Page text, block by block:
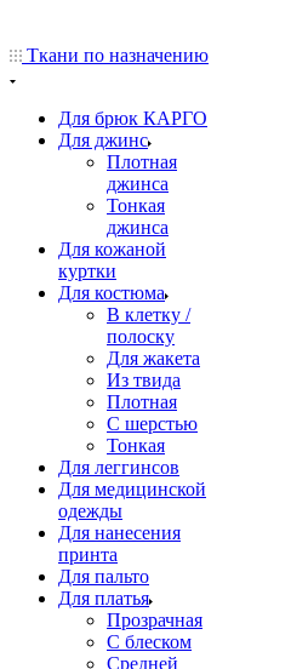
Ткани по назначению
Для брюк КАРГО
Для джинс
Плотная
джинса
Тонкая
джинса
Для кожаной
куртки
Для костюма
В клетку /
полоску
Для жакета
Из твида
Плотная
С шерстью
Тонкая
Для леггинсов
Для медицинской
одежды
Для нанесения
принта
Для пальто
Для платья
Прозрачная
С блеском
Средней